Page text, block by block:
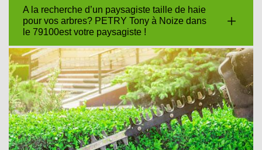
A la recherche d’un paysagiste taille de haie
pour vos arbres? PETRY Tony à Noize dans
le 79100est votre paysagiste !